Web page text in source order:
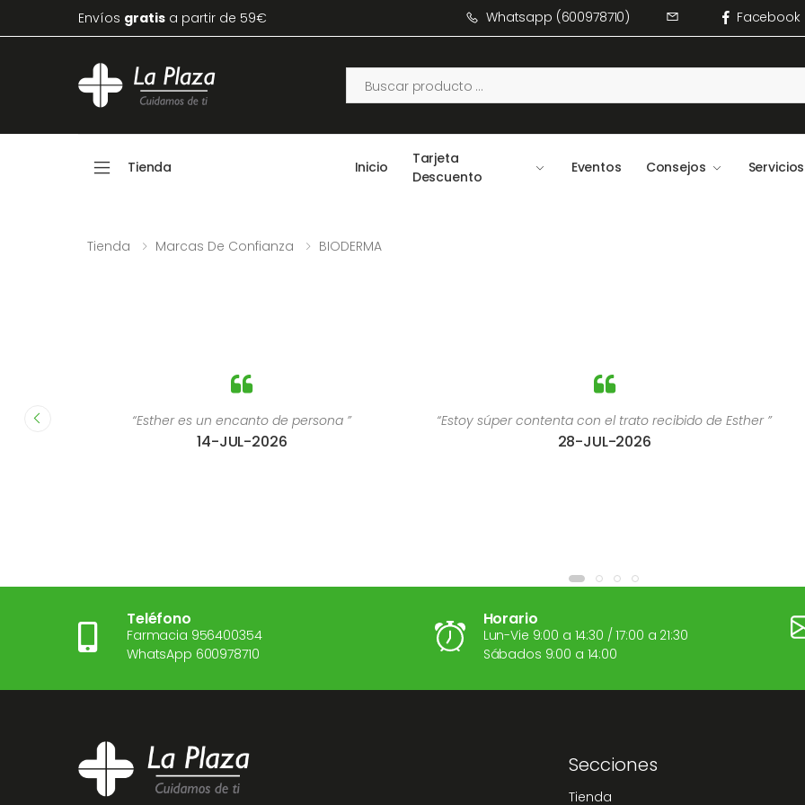
Envíos gratis a partir de 59€ Whatsapp (600978710) Facebook
Tienda Inicio
Tarjeta
Descuento
Eventos Consejos Servicios
Tienda Marcas De Confianza BIODERMA
un encanto de persona ” “Estoy súper contenta con el trato recibido de Esther ” “Es una excelente
Teléfono
Farmacia 956400354
WhatsApp 600978710
Horario
Lun-Vie 9:00 a 14:30 / 17:00 a 21:30
Sábados 9:00 a 14:00
Secciones
Tienda